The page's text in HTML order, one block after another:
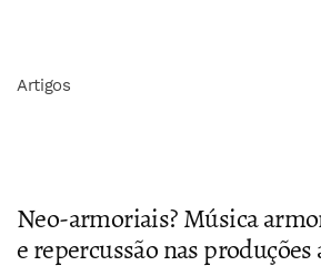
Artigos
Neo-armoriais? Música
e repercussão nas